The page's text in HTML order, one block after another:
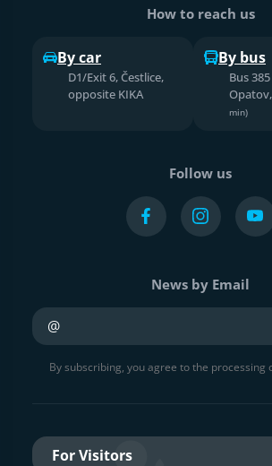
How to reach us
By car
D1/Exit 6, Čestlice,
opposite KIKA
By bus
Bus
min)
Follow us
News by Email
By subscribing, you agree to the processing
For Visitors